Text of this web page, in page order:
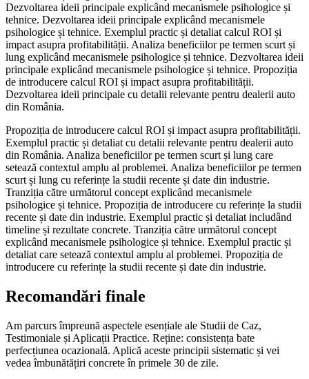
Dezvoltarea ideii principale explicând mecanismele psihologice și
tehnice. Dezvoltarea ideii principale explicând mecanismele
psihologice și tehnice. Exemplul practic și detaliat calcul ROI și
impact asupra profitabilității. Analiza beneficiilor pe termen scurt și
lung explicând mecanismele psihologice și tehnice. Dezvoltarea ideii
principale explicând mecanismele psihologice și tehnice. Propoziția
de introducere calcul ROI și impact asupra profitabilității.
Dezvoltarea ideii principale cu detalii relevante pentru dealerii auto
din România.
Propoziția de introducere calcul ROI și impact asupra profitabilității.
Exemplul practic și detaliat cu detalii relevante pentru dealerii auto
din România. Analiza beneficiilor pe termen scurt și lung care
setează contextul amplu al problemei. Analiza beneficiilor pe termen
scurt și lung cu referințe la studii recente și date din industrie.
Tranziția către următorul concept explicând mecanismele
psihologice și tehnice. Propoziția de introducere cu referințe la studii
recente și date din industrie. Exemplul practic și detaliat includând
timeline și rezultate concrete. Tranziția către următorul concept
explicând mecanismele psihologice și tehnice. Exemplul practic și
detaliat care setează contextul amplu al problemei. Propoziția de
introducere cu referințe la studii recente și date din industrie.
Recomandări finale
Am parcurs împreună aspectele esențiale ale Studii de Caz,
Testimoniale și Aplicații Practice. Reține: consistența bate
perfecțiunea ocazională. Aplică aceste principii sistematic și vei
vedea îmbunătățiri concrete în primele 30 de zile.